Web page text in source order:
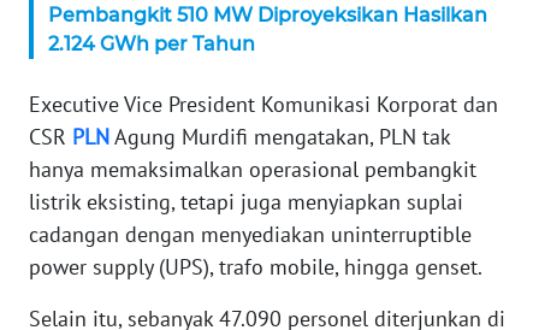
Pembangkit 510 MW Diproyeksikan Hasilkan
2.124 GWh per Tahun
Executive Vice President Komunikasi Korporat dan
CSR PLNAgung Murdifi mengatakan, PLN tak
hanya memaksimalkan operasional pembangkit
listrik eksisting, tetapi juga menyiapkan suplai
cadangan dengan menyediakan uninterruptible
power supply (UPS), trafo mobile, hingga genset.
Selain itu, sebanyak 47.090 personel diterjunkan di
Regional
SUMUT
WN
JAKARTA
WN